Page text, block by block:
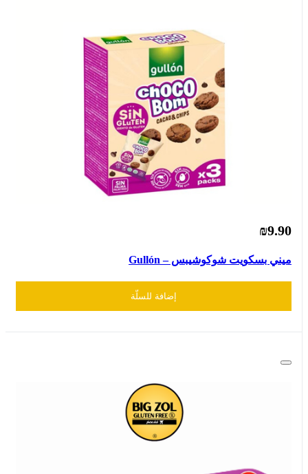
₪9.90
ميني بسكويت شوكوشيبس – Gullón
إضافة للسلّة